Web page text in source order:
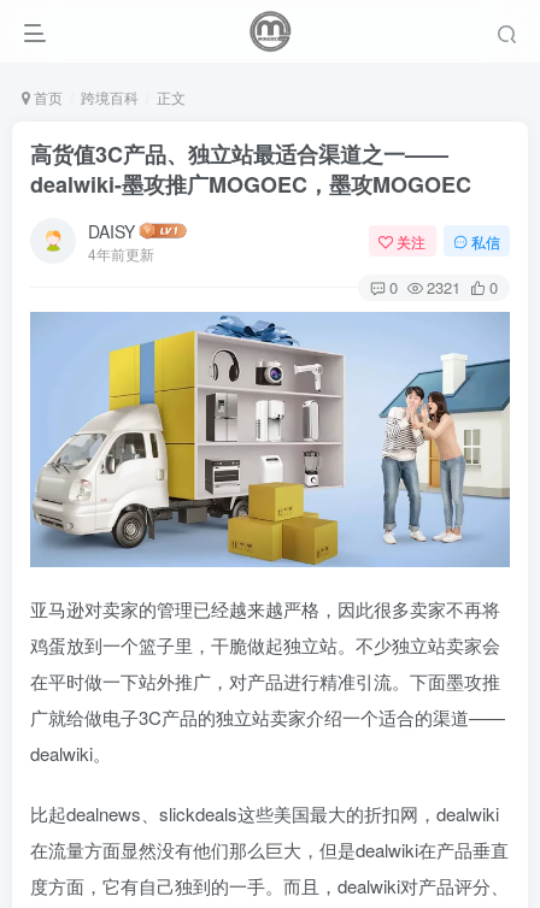
首页 跨境百科 正文
高货值3C产品、独立站最适合渠道之一——
dealwiki-墨攻推广MOGOEC，墨攻MOGOEC
DAISY
4年前更新
关注 私信
0 2321 0
亚马逊对卖家的管理已经越来越严格，因此很多卖家不再将
鸡蛋放到一个篮子里，干脆做起独立站。不少独立站卖家会
在平时做一下站外推广，对产品进行精准引流。下面墨攻推
广就给做电子3C产品的独立站卖家介绍一个适合的渠道——
dealwiki。
比起dealnews、slickdeals这些美国最大的折扣网，dealwiki
在流量方面显然没有他们那么巨大，但是dealwiki在产品垂直
度方面，它有自己独到的一手。而且，dealwiki对产品评分、